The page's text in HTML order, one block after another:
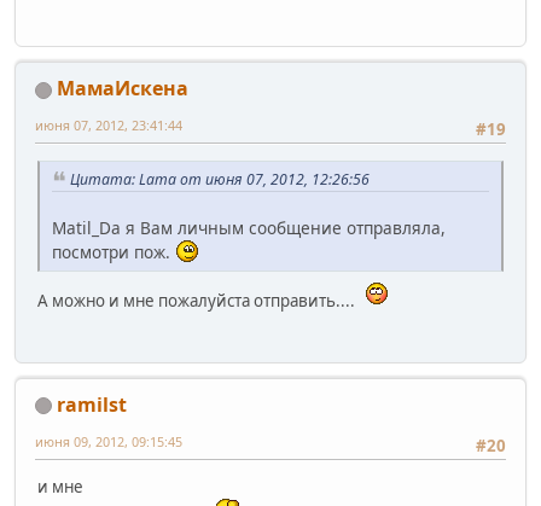
МамаИскена
#19
июня 07, 2012, 23:41:44
Цитата: Lama от июня 07, 2012, 12:26:56
Matil_Da я Вам личным сообщение отправляла,
посмотри пож.
А можно и мне пожалуйста отправить....
ramilst
#20
июня 09, 2012, 09:15:45
и мне